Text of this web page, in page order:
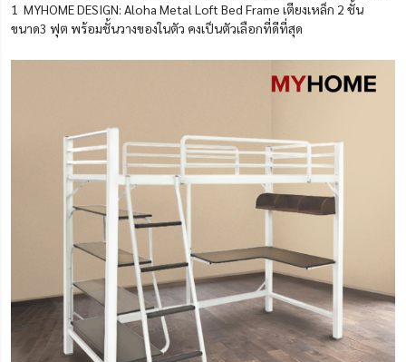
1 MYHOME DESIGN: Aloha Metal Loft Bed Frame เตียงเหล็ก 2 ชั้น
ขนาด3 ฟุต พร้อมชั้นวางของในตัว คงเป็นตัวเลือกที่ดีที่สุด